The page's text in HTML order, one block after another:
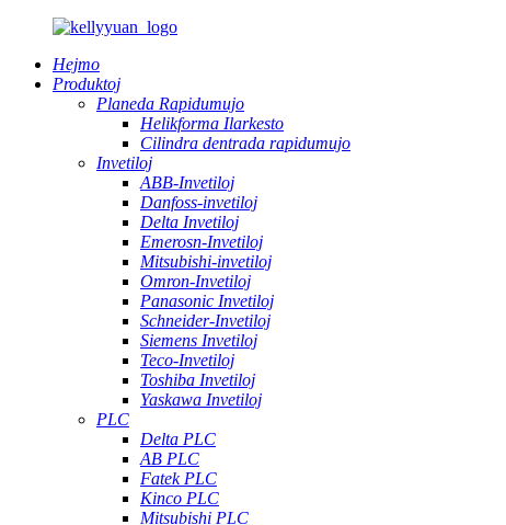
Hejmo
Produktoj
Planeda Rapidumujo
Helikforma Ilarkesto
Cilindra dentrada rapidumujo
Invetiloj
ABB-Invetiloj
Danfoss-invetiloj
Delta Invetiloj
Emerosn-Invetiloj
Mitsubishi-invetiloj
Omron-Invetiloj
Panasonic Invetiloj
Schneider-Invetiloj
Siemens Invetiloj
Teco-Invetiloj
Toshiba Invetiloj
Yaskawa Invetiloj
PLC
Delta PLC
AB PLC
Fatek PLC
Kinco PLC
Mitsubishi PLC